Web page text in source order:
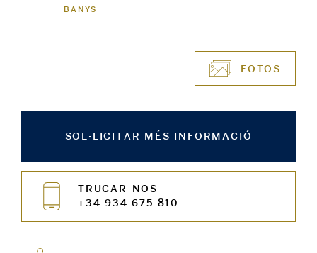
BANYS
FOTOS
SOL·LICITAR MÉS INFORMACIÓ
TRUCAR-NOS
+34 934 675 810